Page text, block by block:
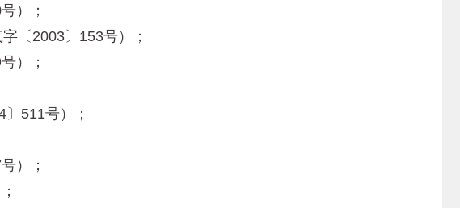
）；
〔2003〕153号）；
）；
511号）；
）；